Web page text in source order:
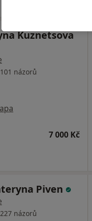
Kuznetsova
101 názorů
7 000 Kč
Piven
227 názorů